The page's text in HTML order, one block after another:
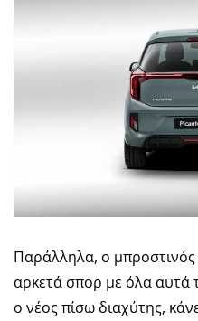
Παράλληλα, ο
αρκετά σπορ με όλα αυτά
ο νέος πίσω διαχύτης,